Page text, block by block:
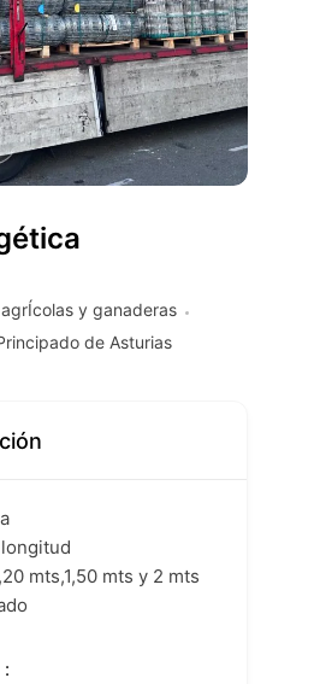
y ganaderas
de Asturias
mts,1,50 mts y 2 mts